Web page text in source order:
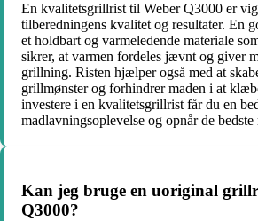
En kvalitetsgrillrist til Weber Q3000 er
tilberedningens kvalitet og resultater. En
et holdbart og varmeledende materiale
sikrer, at varmen fordeles jævnt og giver
grillning. Risten hjælper også med at
grillmønster og forhindrer maden i at
investere i en kvalitetsgrillrist får du en
madlavningsoplevelse og opnår de bedste
Kan jeg bruge en uoriginal
Q3000?